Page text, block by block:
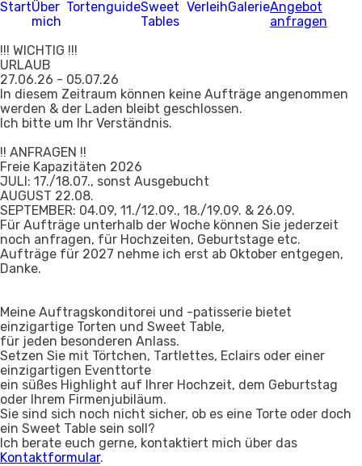
StartÜber
mich
TortenguideSweet
Tables
VerleihGalerieAngebot
anfragen
!!! WICHTIG !!!
URLAUB
27.06.26 - 05.07.26
In diesem Zeitraum können keine Aufträge angenommen
werden & der Laden bleibt geschlossen.
Ich bitte um Ihr Verständnis.
!! ANFRAGEN !!
Freie Kapazitäten 2026
JULI: 17./18.07., sonst Ausgebucht
AUGUST 22.08.
SEPTEMBER: 04.09, 11./12.09., 18./19.09. & 26.09.
Für Aufträge unterhalb der Woche können Sie jederzeit
noch anfragen, für Hochzeiten, Geburtstage etc.
Aufträge für 2027 nehme ich erst ab Oktober entgegen,
Danke.
Meine Auftragskonditorei und -patisserie bietet
einzigartige Torten und Sweet Table,
für jeden besonderen Anlass.
Setzen Sie mit Törtchen, Tartlettes, Eclairs oder einer
einzigartigen Eventtorte
ein süßes Highlight auf Ihrer Hochzeit, dem Geburtstag
oder Ihrem Firmenjubiläum.
Sie sind sich noch nicht sicher, ob es eine Torte oder doch
ein Sweet Table sein soll?
Ich berate euch gerne, kontaktiert mich über das
Kontaktformular.